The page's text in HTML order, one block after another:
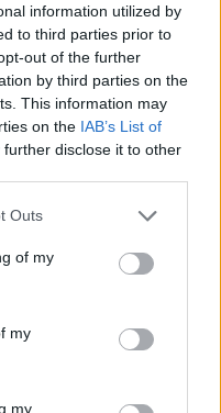
information utilized by
to third parties prior to
out of the further
by third parties on the
This information may
on the IAB’s List of
further disclose it to other
Outs
of my
my
my